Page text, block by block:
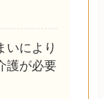
いにより
護が必要